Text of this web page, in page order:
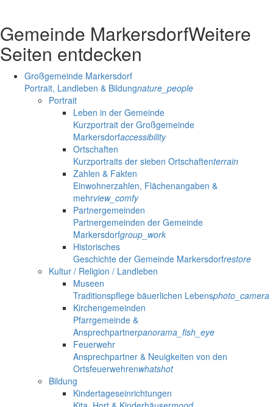
Gemeinde MarkersdorfWeitere
Seiten entdecken
Großgemeinde Markersdorf
Portrait, Landleben & Bildungnature_people
Portrait
Leben in der Gemeinde
Kurzportrait der Großgemeinde
Markersdorfaccessibility
Ortschaften
Kurzportraits der sieben Ortschaftenterrain
Zahlen & Fakten
Einwohnerzahlen, Flächenangaben &
mehrview_comfy
Partnergemeinden
Partnergemeinden der Gemeinde
Markersdorfgroup_work
Historisches
Geschichte der Gemeinde Markersdorfrestore
Kultur / Religion / Landleben
Museen
Traditionspflege bäuerlichen Lebensphoto_camera
Kirchengemeinden
Pfarrgemeinde &
Ansprechpartnerpanorama_fish_eye
Feuerwehr
Ansprechpartner & Neuigkeiten von den
Ortsfeuerwehrenwhatshot
Bildung
Kindertageseinrichtungen